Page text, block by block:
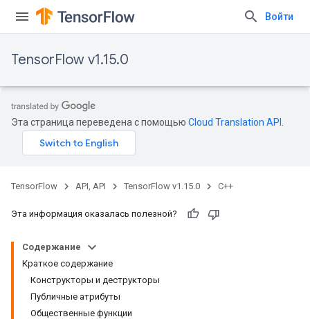
Войти
TensorFlow v1.15.0
Эта страница переведена с помощью Cloud Translation API
TensorFlow API, API TensorFlow v1.15.0 C++
Эта информация оказалась полезной?
Содержание
Краткое содержание
Конструкторы и деструкторы
Публичные атрибуты
Общественные функции